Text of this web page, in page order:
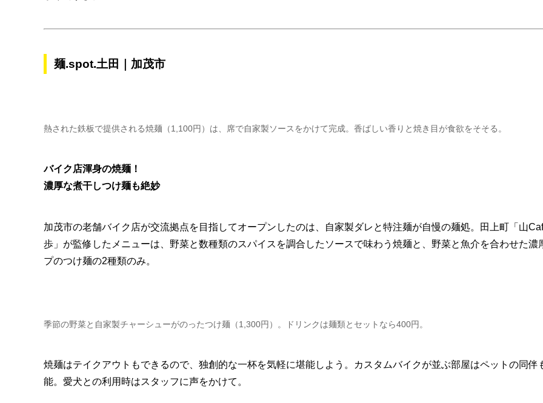
麺.spot.土田｜加茂市
熱された鉄板で提供される焼麺（1,100円）は、席で自家製ソースをかけて完成。香ばしい香りと焼き目が食欲をそそる。
バイク店渾身の焼麺！
濃厚な煮干しつけ麺も絶妙
加茂市の老舗バイク店が交流拠点を目指してオープンしたのは、自家製ダレと特注麺が自慢の麺処。田上町「山
歩」が監修したメニューは、野菜と数種類のスパイスを調合したソースで味わう焼麺と、野菜と魚介を合わせた濃
プのつけ麺の2種類のみ。
季節の野菜と自家製チャーシューがのったつけ麺（1,300円）。ドリンクは麺類とセットなら400円。
焼麺はテイクアウトもできるので、独創的な一杯を気軽に堪能しよう。カスタムバイクが並ぶ部屋はペットの同伴
能。愛犬との利用時はスタッフに声をかけて。